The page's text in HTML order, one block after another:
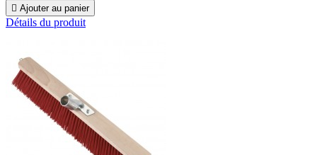
 Ajouter au panier
Détails du produit